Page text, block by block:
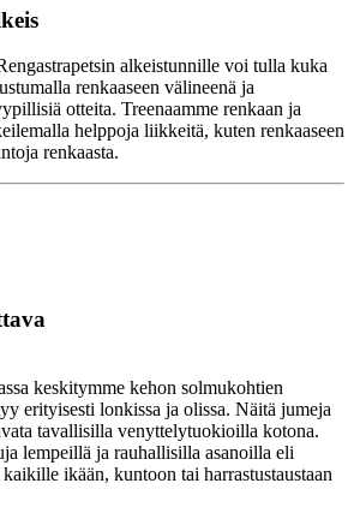
alkeistunnille voi tulla kuka
renkaaseen välineenä ja
otteita. Treenaamme renkaan ja
helppoja liikkeitä, kuten renkaaseen
renkaasta.
keskitymme kehon solmukohtien
erityisesti lonkissa ja olissa. Näitä jumeja
tavallisilla venyttelytuokioilla kotona.
lempeillä ja rauhallisilla asanoilla eli
ikään, kuntoon tai harrastustaustaan